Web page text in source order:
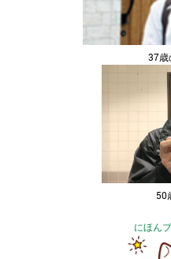
37歳
50
にほん